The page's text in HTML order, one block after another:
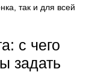
так и для всей
с чего
задать